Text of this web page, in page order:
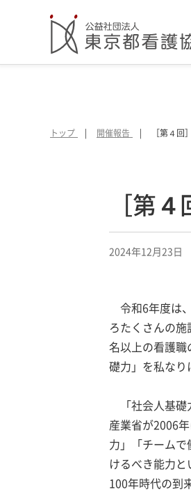
トップ 開催報告 ［第４
［第
2024年12月23日
令和6年度は
ろたくさんの
名以上の看護職
礎力」を私なり
「社会人基礎
産業省が2006
力」「チーム
けるべき能力
100年時代の到